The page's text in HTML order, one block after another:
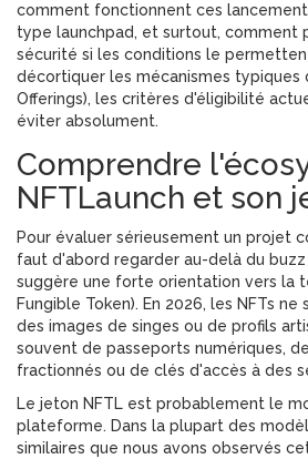
comment fonctionnent ces
type launchpad, et surtout, comment
sécurité si les conditions le
décortiquer les mécanismes typiques
Offerings), les critères d'éligibilité
éviter absolument.
Comprendre
NFTLaunch et son
Pour évaluer sérieusement un projet
faut d'abord regarder au-delà du
suggère une forte orientation vers la
Fungible Token). En 2026, les NFTs
des images de singes ou de profils
souvent de passeports numériques,
fractionnés ou de clés d'accès à des
Le jeton NFTL est probablement le
plateforme. Dans la plupart des
similaires que nous avons observés